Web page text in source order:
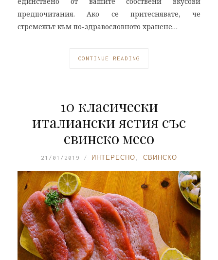
предпочитания. Ако се притеснявате, че
стремежът към по-здравословното хранене…
CONTINUE READING
10 класически
италиански ястия със
свинско месо
21/01/2019 ИНТЕРЕСНО СВИНСКО